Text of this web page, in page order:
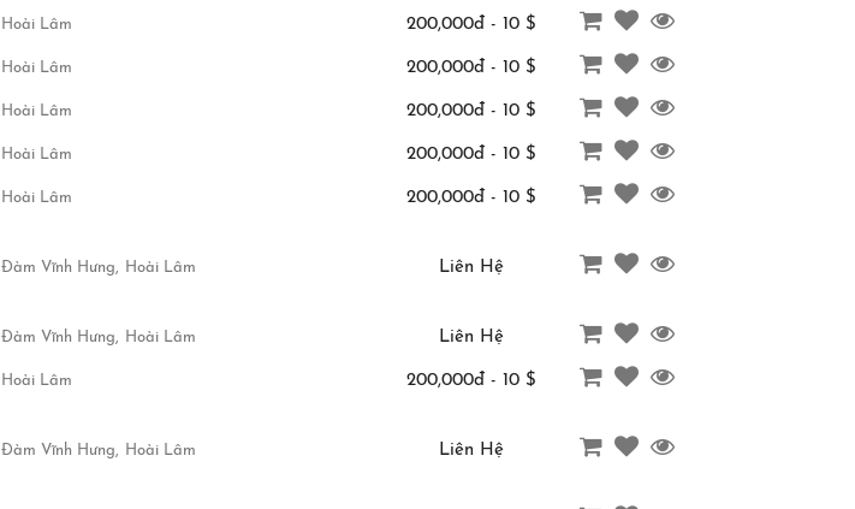
Hoài Lâm 200,000đ - 10 $
Hoài Lâm 200,000đ - 10 $
Hoài Lâm 200,000đ - 10 $
Hoài Lâm 200,000đ - 10 $
Hoài Lâm 200,000đ - 10 $
Đàm Vĩnh Hưng, Hoài Lâm Liên Hệ
Đàm Vĩnh Hưng, Hoài Lâm Liên Hệ
Hoài Lâm 200,000đ - 10 $
Đàm Vĩnh Hưng, Hoài Lâm Liên Hệ